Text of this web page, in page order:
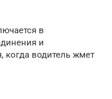
в
и
когда водитель жмет